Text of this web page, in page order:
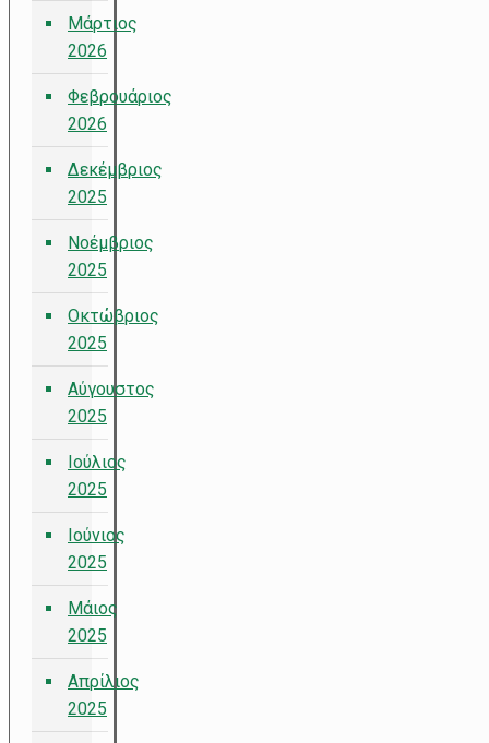
Μάρτιος
2026
Φεβρουάριος
2026
Δεκέμβριος
2025
Νοέμβριος
2025
Οκτώβριος
2025
Αύγουστος
2025
Ιούλιος
2025
Ιούνιος
2025
Μάιος
2025
Απρίλιος
2025